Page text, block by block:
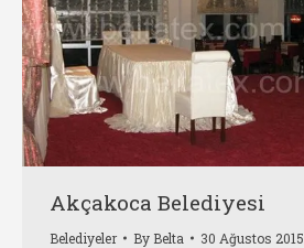
Akçakoca Belediyesi
Belediyeler By Belta 30 Ağustos 2015